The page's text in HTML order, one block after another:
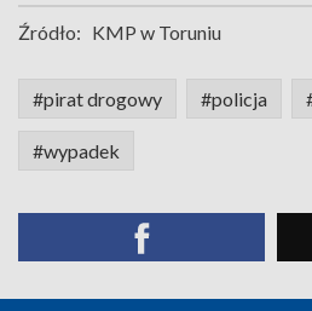
Źródło: KMP w Toruniu
#pirat drogowy #policja
#wypadek